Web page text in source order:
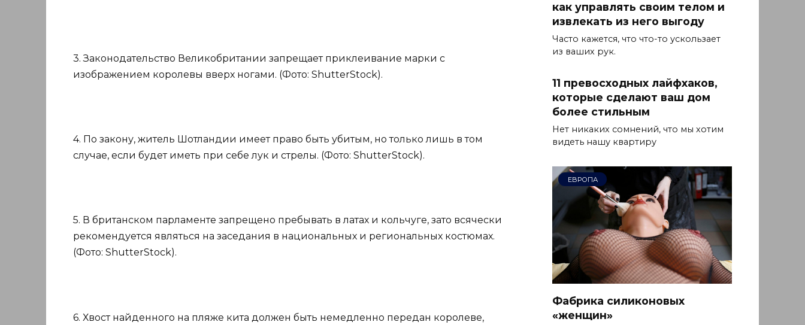
3. Законодательство Великобритании запрещает приклеивание марки с
изображением королевы вверх ногами. (Фото: ShutterStock).
4. По закону, житель Шотландии имеет право быть убитым, но только лишь в том
случае, если будет иметь при себе лук и стрелы. (Фото: ShutterStock).
5. В британском парламенте запрещено пребывать в латах и кольчуге, зато всячески
рекомендуется являться на заседания в национальных и региональных костюмах.
(Фото: ShutterStock).
6. Хвост найденного на пляже кита должен быть немедленно передан королеве,
как управлять своим телом и
извлекать из него выгоду
Часто кажется, что что-то ускользает
из ваших рук.
11 превосходных лайфхаков,
которые сделают ваш дом
более стильным
Нет никаких сомнений, что мы хотим
видеть нашу квартиру
ЕВРОПА
Фабрика силиконовых
«женщин»